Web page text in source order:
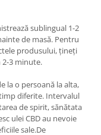
sublingual 1-2
de masă. Pentru
produsului, țineți
2-3 minute.
la o persoană la alta,
diferite. Intervalul
de spirit, sănătata
ulei CBD au nevoie
sale.De